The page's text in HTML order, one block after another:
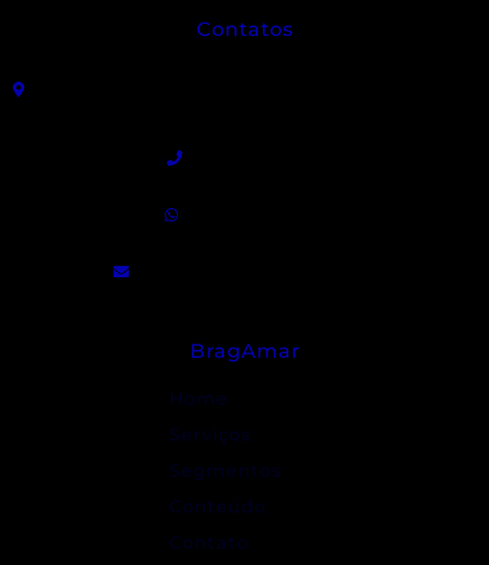
Contatos
BragAmar
Home
Serviços
Segmentos
Conteúdo
Contato